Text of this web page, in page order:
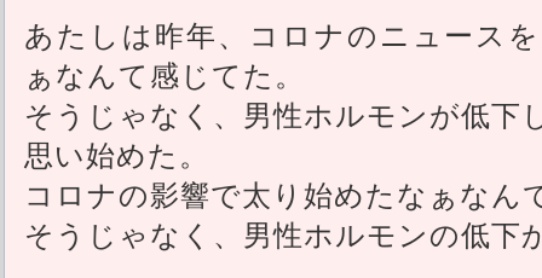
あたしは昨年、コロナのニュース
ぁなんて感じてた。
そうじゃなく、男性ホルモンが低下
思い始めた。
コロナの影響で太り始めたなぁなん
そうじゃなく、男性ホルモンの低下